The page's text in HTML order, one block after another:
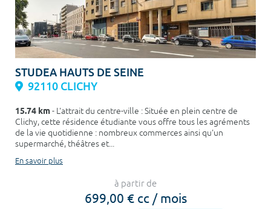
STUDEA HAUTS DE SEINE
92110 CLICHY
15.74 km- L'attrait du centre-ville : Située en plein centre de
Clichy, cette résidence étudiante vous offre tous les agréments
de la vie quotidienne : nombreux commerces ainsi qu'un
supermarché, théâtres et...
En savoir plus
à partir de
699,00 € cc / mois